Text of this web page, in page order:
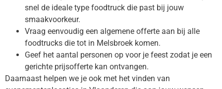
snel de ideale type foodtruck die past bij jouw
smaakvoorkeur.
Vraag eenvoudig een algemene offerte aan bij alle
foodtrucks die tot in Melsbroek komen.
Geef het aantal personen op voor je feest zodat je een
gerichte prijsofferte kan ontvangen.
Daarnaast helpen we je ook met het vinden van